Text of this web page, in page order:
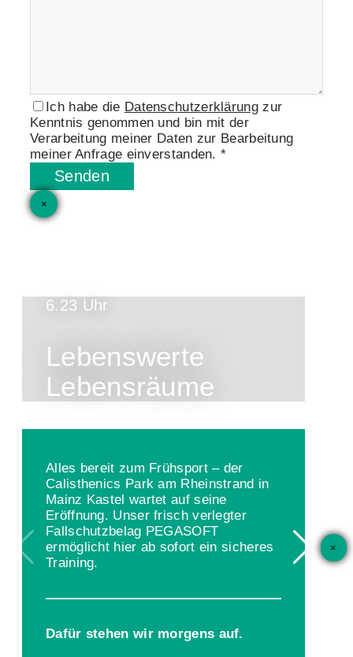
Ich habe die Datenschutzerklärungzur
Kenntnis genommen und bin mit der
Verarbeitung meiner Daten zur Bearbeitung
meiner Anfrage einverstanden. *
Senden
×
6.23 Uhr
Lebenswerte
Lebensräume
Alles bereit zum Frühsport – der
Calisthenics Park am Rheinstrand in
Mainz Kastel wartet auf seine
Eröffnung. Unser frisch verlegter
Fallschutzbelag PEGASOFT
ermöglicht hier ab sofort ein sicheres
Training.
Dafür stehen wir morgens auf.
×